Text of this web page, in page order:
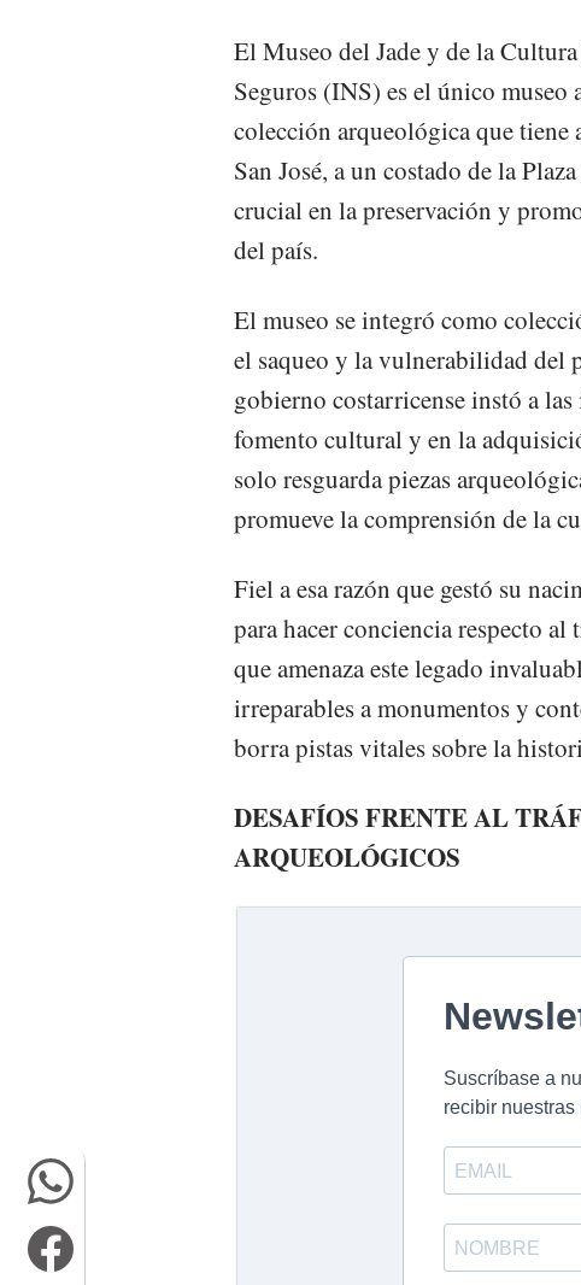
El Museo del Jade y de la
Seguros (INS) es el único
colección arqueológica que tiene
San José, a un costado de la
crucial en la preservación y
del país.
El museo se integró como
el saqueo y la vulnerabilidad del
gobierno costarricense instó a
fomento cultural y en la
solo resguarda piezas
promueve la comprensión de la
Fiel a esa razón que gestó su
para hacer conciencia respecto
que amenaza este legado
irreparables a monumentos y
borra pistas vitales sobre la
DESAFÍOS FRENTE AL
ARQUEOLÓGICOS